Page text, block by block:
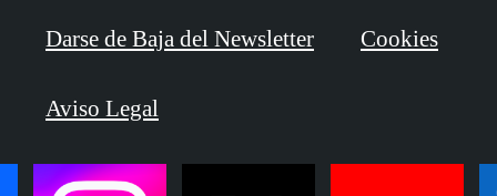
Darse de Baja del Newsletter Cookies
Aviso Legal